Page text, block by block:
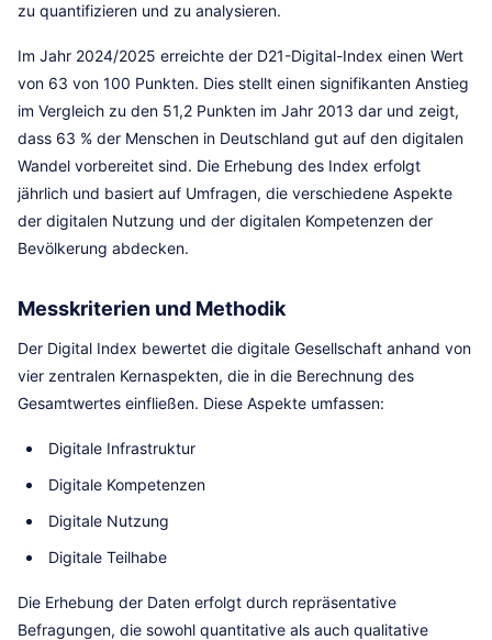
zu quantifizieren und zu analysieren.
Im Jahr 2024/2025 erreichte der D21-Digital-Index einen Wert
von 63 von 100 Punkten. Dies stellt einen signifikanten Anstieg
im Vergleich zu den 51,2 Punkten im Jahr 2013 dar und zeigt,
dass 63 % der Menschen in Deutschland gut auf den digitalen
Wandel vorbereitet sind. Die Erhebung des Index erfolgt
jährlich und basiert auf Umfragen, die verschiedene Aspekte
der digitalen Nutzung und der digitalen Kompetenzen der
Bevölkerung abdecken.
Messkriterien und Methodik
Der Digital Index bewertet die digitale Gesellschaft anhand von
vier zentralen Kernaspekten, die in die Berechnung des
Gesamtwertes einfließen. Diese Aspekte umfassen:
Digitale Infrastruktur
Digitale Kompetenzen
Digitale Nutzung
Digitale Teilhabe
Die Erhebung der Daten erfolgt durch repräsentative
Befragungen, die sowohl quantitative als auch qualitative